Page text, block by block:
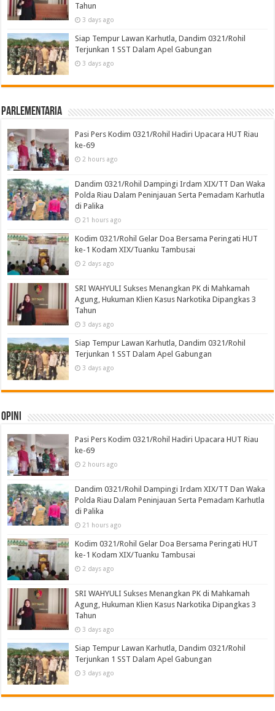
Tahun
3 days ago
Siap Tempur Lawan Karhutla, Dandim 0321/Rohil
Terjunkan 1 SST Dalam Apel Gabungan
3 days ago
Parlementaria
Pasi Pers Kodim 0321/Rohil Hadiri Upacara HUT Riau
ke-69
2 hours ago
Dandim 0321/Rohil Dampingi Irdam XIX/TT Dan Waka
Polda Riau Dalam Peninjauan Serta Pemadam Karhutla
di Palika
21 hours ago
Kodim 0321/Rohil Gelar Doa Bersama Peringati HUT
ke-1 Kodam XIX/Tuanku Tambusai
2 days ago
SRI WAHYULI Sukses Menangkan PK di Mahkamah
Agung, Hukuman Klien Kasus Narkotika Dipangkas 3
Tahun
3 days ago
Siap Tempur Lawan Karhutla, Dandim 0321/Rohil
Terjunkan 1 SST Dalam Apel Gabungan
3 days ago
Opini
Pasi Pers Kodim 0321/Rohil Hadiri Upacara HUT Riau
ke-69
2 hours ago
Dandim 0321/Rohil Dampingi Irdam XIX/TT Dan Waka
Polda Riau Dalam Peninjauan Serta Pemadam Karhutla
di Palika
21 hours ago
Kodim 0321/Rohil Gelar Doa Bersama Peringati HUT
ke-1 Kodam XIX/Tuanku Tambusai
2 days ago
SRI WAHYULI Sukses Menangkan PK di Mahkamah
Agung, Hukuman Klien Kasus Narkotika Dipangkas 3
Tahun
3 days ago
Siap Tempur Lawan Karhutla, Dandim 0321/Rohil
Terjunkan 1 SST Dalam Apel Gabungan
3 days ago